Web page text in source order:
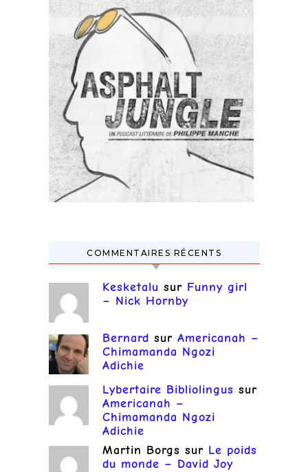
COMMENTAIRES RÉCENTS
Kesketalu sur Funny girl
– Nick Hornby
Bernard sur Americanah –
Chimamanda Ngozi
Adichie
Lybertaire Bibliolingus sur
Americanah –
Chimamanda Ngozi
Adichie
Martin Borgs sur Le poids
du monde – David Joy